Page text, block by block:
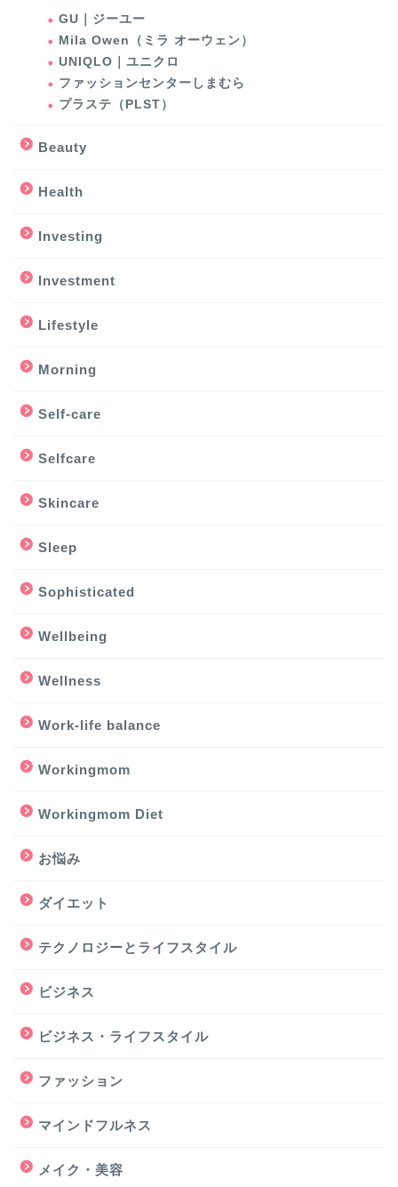
GU｜ジーユー
Mila Owen（ミラ オーウェン）
UNIQLO｜ユニクロ
ファッションセンターしまむら
プラステ（PLST）
Beauty
Health
Investing
Investment
Lifestyle
Morning
Self-care
Selfcare
Skincare
Sleep
Sophisticated
Wellbeing
Wellness
Work-life balance
Workingmom
Workingmom Diet
お悩み
ダイエット
テクノロジーとライフスタイル
ビジネス
ビジネス・ライフスタイル
ファッション
マインドフルネス
メイク・美容